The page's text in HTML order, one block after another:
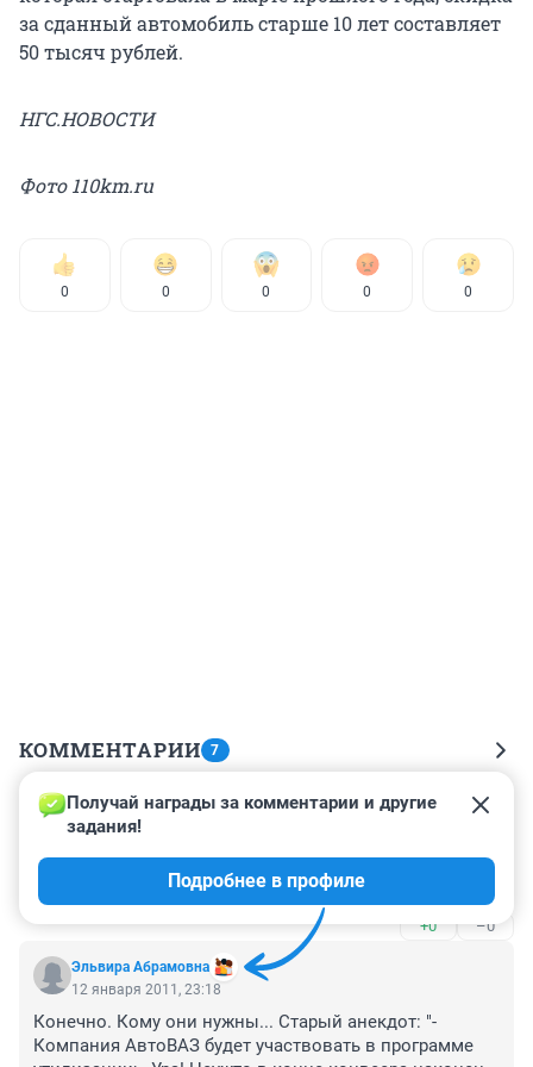
за сданный автомобиль старше 10 лет составляет
50 тысяч рублей.
НГС.НОВОСТИ
Фото 110km.ru
0 0 0 0 0
КОММЕНТАРИИ 7
Гость
13 января 2011, 13:56
А когда появится новая модель, можно будет старую
ПРИОРУ сдать за 50 тыр...?
+0 –0
Эльвира Абрамовна
Получай награды за комментарии и другие
задания!
Подробнее в профиле
12 января 2011, 23:18
Конечно. Кому они нужны... Старый анекдот: "-
Компания АвтоВАЗ будет участвовать в программе